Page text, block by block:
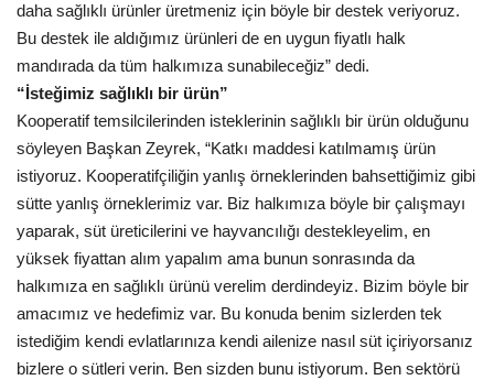
daha sağlıklı ürünler üretmeniz için böyle bir destek veriyoruz.
Bu destek ile aldığımız ürünleri de en uygun fiyatlı halk
mandırada da tüm halkımıza sunabileceğiz” dedi.
“İsteğimiz sağlıklı bir ürün”
Kooperatif temsilcilerinden isteklerinin sağlıklı bir ürün olduğunu
söyleyen Başkan Zeyrek, “Katkı maddesi katılmamış ürün
istiyoruz. Kooperatifçiliğin yanlış örneklerinden bahsettiğimiz gibi
sütte yanlış örneklerimiz var. Biz halkımıza böyle bir çalışmayı
yaparak, süt üreticilerini ve hayvancılığı destekleyelim, en
yüksek fiyattan alım yapalım ama bunun sonrasında da
halkımıza en sağlıklı ürünü verelim derdindeyiz. Bizim böyle bir
amacımız ve hedefimiz var. Bu konuda benim sizlerden tek
istediğim kendi evlatlarınıza kendi ailenize nasıl süt içiriyorsanız
bizlere o sütleri verin. Ben sizden bunu istiyorum. Ben sektörü